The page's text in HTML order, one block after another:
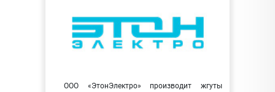
ООО «ЭтонЭлектро» производит жгуты